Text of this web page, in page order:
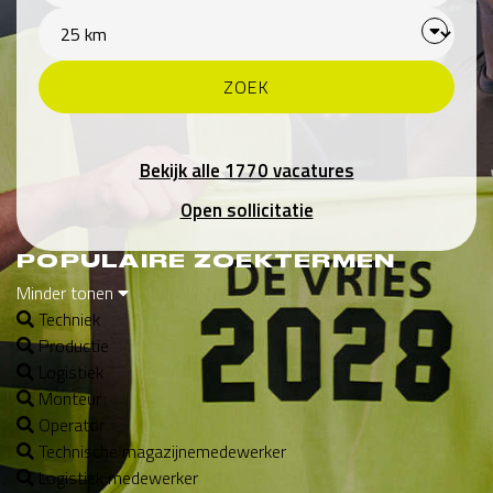
Bekijk alle 1770 vacatures
Open sollicitatie
POPULAIRE ZOEKTERMEN
Minder tonen
Techniek
Productie
Logistiek
Monteur
Operator
Technische magazijnemedewerker
Logistiek medewerker